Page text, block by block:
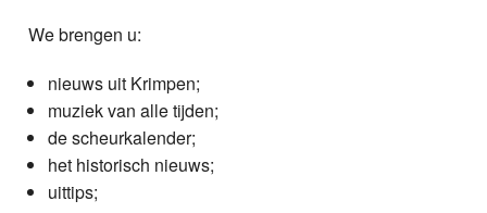
We brengen u:
nieuws uit Krimpen;
muziek van alle tijden;
de scheurkalender;
het historisch nieuws;
uittips;